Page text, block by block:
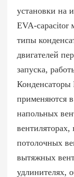
установки на
EVA-capacitor
типы
двигателей
запуска,
применяются
напольных
вентиляторах,
потолочных
вытяжных
удлинителях,